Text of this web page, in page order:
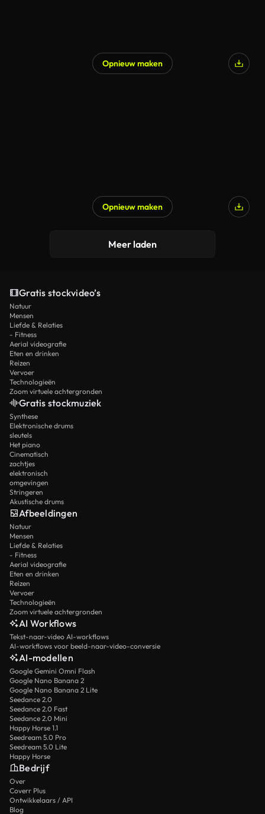
Opnieuw maken
Opnieuw maken
Meer laden
Gratis stockvideo’s
Natuur
Mensen
Liefde & Relaties
- Fitness
Aerial videografie
Eten en drinken
Reizen
Vervoer
Technologieën
Zoom virtuele achtergronden
Gratis stockmuziek
Synthese
Elektronische drums
sleutels
Het piano
Cinematisch
zachtjes
elektronisch
omgevingen
Stringeren
Akustische drums
Afbeeldingen
Natuur
Mensen
Liefde & Relaties
- Fitness
Aerial videografie
Eten en drinken
Reizen
Vervoer
Technologieën
Zoom virtuele achtergronden
AI Workflows
Tekst-naar-video AI-workflows
AI-workflows voor beeld-naar-video-conversie
AI-modellen
Google Gemini Omni Flash
Google Nano Banana 2
Google Nano Banana 2 Lite
Seedance 2.0
Seedance 2.0 Fast
Seedance 2.0 Mini
Happy Horse 1.1
Seedream 5.0 Pro
Seedream 5.0 Lite
Happy Horse
Bedrijf
Over
Coverr Plus
Ontwikkelaars / API
Blog